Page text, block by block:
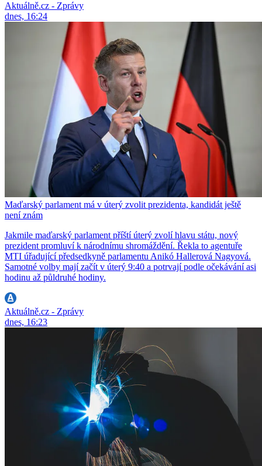
Aktuálně.cz - Zprávy
dnes, 16:24
Maďarský parlament má v úterý zvolit prezidenta, kandidát ještě
není znám
Jakmile maďarský parlament příští úterý zvolí hlavu státu, nový
prezident promluví k národnímu shromáždění. Řekla to agentuře
MTI úřadující předsedkyně parlamentu Anikó Hallerová Nagyová.
Samotné volby mají začít v úterý 9:40 a potrvají podle očekávání asi
hodinu až půldruhé hodiny.
Aktuálně.cz - Zprávy
dnes, 16:23